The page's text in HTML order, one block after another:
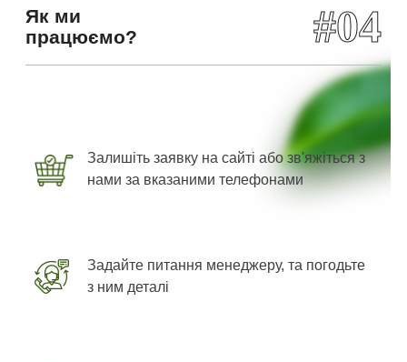
Як ми
працюємо?
#04
Залишіть заявку на сайті або зв'яжіться з
нами за вказаними телефонами
Задайте питання менеджеру, та погодьте
з ним деталі